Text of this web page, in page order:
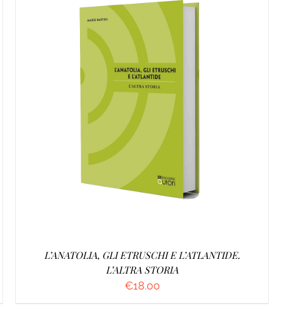
AGGIUNGI AL CARRELLO /
L’ANATOLIA, GLI ETRUSCHI E L’ATLANTIDE.
L’ALTRA STORIA
€18.00